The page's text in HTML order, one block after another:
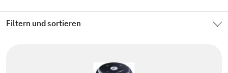
Filtern und sortieren